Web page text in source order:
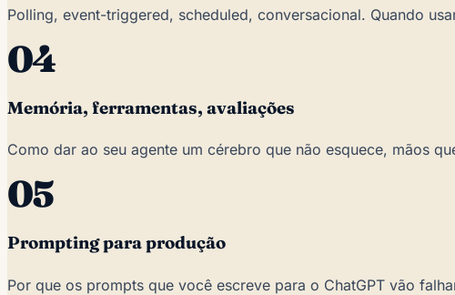
Polling, event-triggered, scheduled, conversacional. Quando
04
Memória, ferramentas, avaliações
Como dar ao seu agente um cérebro que não esquece, mãos
05
Prompting para produção
Por que os prompts que você escreve para o ChatGPT vão